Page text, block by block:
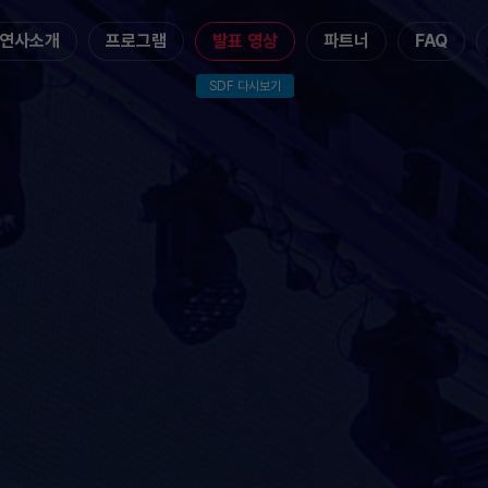
사소개 프로그램 발표 영상
SDF 다시보기
파트너 FAQ